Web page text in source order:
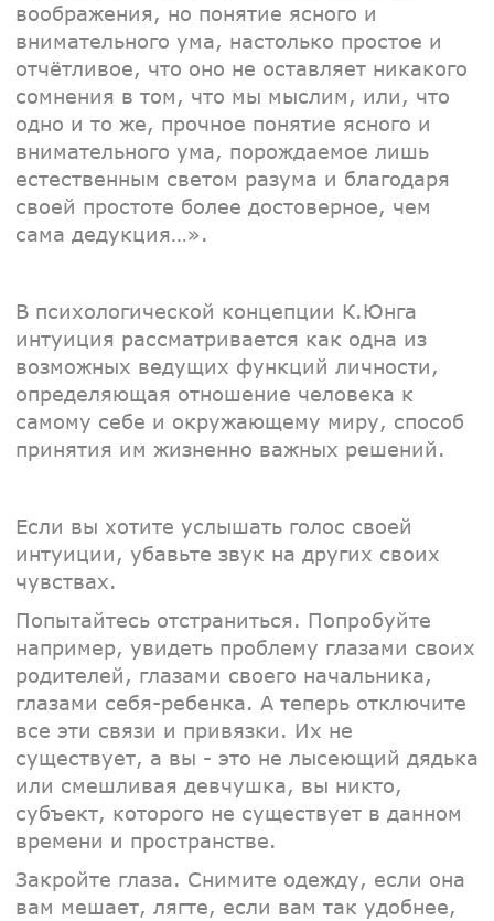
воображения, но понятие ясного и
внимательного ума, настолько простое и
отчётливое, что оно не оставляет никакого
сомнения в том, что мы мыслим, или, что
одно и то же, прочное понятие ясного и
внимательного ума, порождаемое лишь
естественным светом разума и благодаря
своей простоте более достоверное, чем
сама дедукция…».
В психологической концепции К.Юнга
интуиция рассматривается как одна из
возможных ведущих функций личности,
определяющая отношение человека к
самому себе и окружающему миру, способ
принятия им жизненно важных решений.
Если вы хотите услышать голос своей
интуиции, убавьте звук на других своих
чувствах.
Попытайтесь отстраниться. Попробуйте
например, увидеть проблему глазами своих
родителей, глазами своего начальника,
глазами себя-ребенка. А теперь отключите
все эти связи и привязки. Их не
существует, а вы - это не лысеющий дядька
или смешливая девчушка, вы никто,
субъект, которого не существует в данном
времени и пространстве.
Закройте глаза. Снимите одежду, если она
вам мешает, лягте, если вам так удобнее,